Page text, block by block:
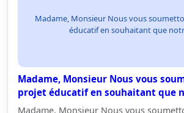
Madame, Monsieur Nous vous
éducatif en souhaitant que
Madame, Monsieur Nous vous
projet éducatif en souhaitant que
Madame, Monsieur Nous vous